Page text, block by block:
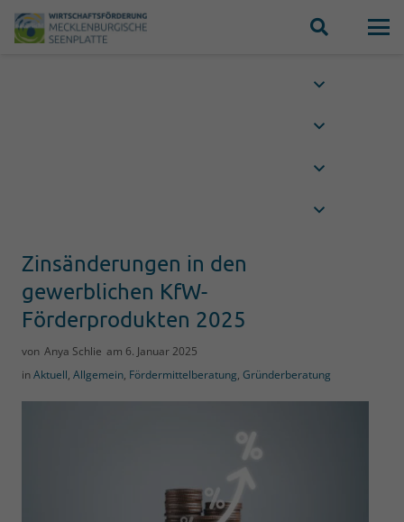
Zinsänderungen in den
gewerblichen KfW-
Förderprodukten 2025
von Anya Schlie am 6. Januar 2025
inAktuell, Allgemein, Fördermittelberatung, Gründerberatung